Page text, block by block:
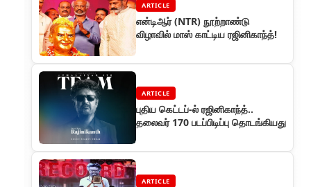
ARTICLE
என்டிஆர் (NTR) நூற்றாண்டு
விழாவில் மாஸ் காட்டிய ரஜினிகாந்த்!
ARTICLE
புதிய கெட்டப்-ல் ரஜினிகாந்த்..
தலைவர் 170 படப்பிடிப்பு தொடங்கியது
ARTICLE